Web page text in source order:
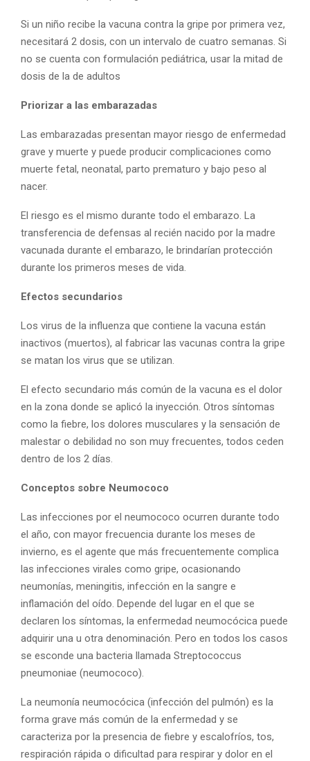
Si un niño recibe la vacuna contra la gripe por primera vez,
necesitará 2 dosis, con un intervalo de cuatro semanas. Si
no se cuenta con formulación pediátrica, usar la mitad de
dosis de la de adultos
Priorizar a las embarazadas
Las embarazadas presentan mayor riesgo de enfermedad
grave y muerte y puede producir complicaciones como
muerte fetal, neonatal, parto prematuro y bajo peso al
nacer.
El riesgo es el mismo durante todo el embarazo. La
transferencia de defensas al recién nacido por la madre
vacunada durante el embarazo, le brindarían protección
durante los primeros meses de vida.
Efectos secundarios
Los virus de la influenza que contiene la vacuna están
inactivos (muertos), al fabricar las vacunas contra la gripe
se matan los virus que se utilizan.
El efecto secundario más común de la vacuna es el dolor
en la zona donde se aplicó la inyección. Otros síntomas
como la fiebre, los dolores musculares y la sensación de
malestar o debilidad no son muy frecuentes, todos ceden
dentro de los 2 días.
Conceptos sobre Neumococo
Las infecciones por el neumococo ocurren durante todo
el año, con mayor frecuencia durante los meses de
invierno, es el agente que más frecuentemente complica
las infecciones virales como gripe, ocasionando
neumonías, meningitis, infección en la sangre e
inflamación del oído. Depende del lugar en el que se
declaren los síntomas, la enfermedad neumocócica puede
adquirir una u otra denominación. Pero en todos los casos
se esconde una bacteria llamada Streptococcus
pneumoniae (neumococo).
La neumonía neumocócica (infección del pulmón) es la
forma grave más común de la enfermedad y se
caracteriza por la presencia de fiebre y escalofríos, tos,
respiración rápida o dificultad para respirar y dolor en el